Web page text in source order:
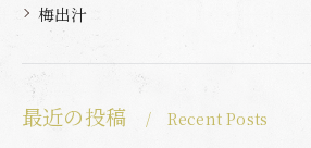
梅出汁
最近の投稿 Recent Posts